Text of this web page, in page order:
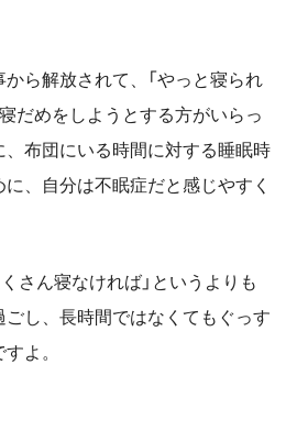
ら解放されて、「やっと寝られ
だめをしようとする方がいらっ
、布団にいる時間に対する睡眠時
、自分は不眠症だと感じやすく
さん寝なければ」というよりも
ごし、長時間ではなくてもぐっす
よ。